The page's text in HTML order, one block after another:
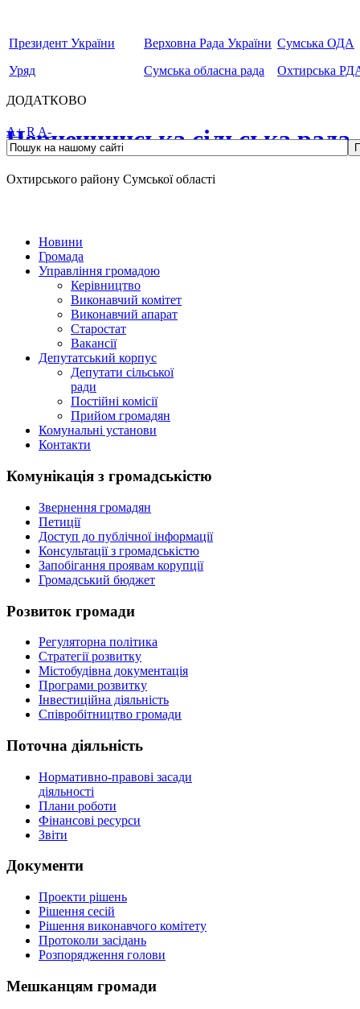
Президент України
Уряд
Верховна Рада України
Сумська обласна рада
Сумська ОДА
Охтирська
ДОДАТКОВО
Чернеччинська сільська рада
Охтирського району Сумської області
A+ RA-
Новини
Громада
Управління громадою
Керівництво
Виконавчий комітет
Виконавчий апарат
Старостат
Вакансії
Депутатський корпус
Депутати сільської
ради
Постійні комісії
Прийом громадян
Комунальні установи
Контакти
Комунікація з громадськістю
Звернення громадян
Петиції
Доступ до публічної інформації
Консультації з громадськістю
Запобігання проявам корупції
Громадський бюджет
Розвиток громади
Регуляторна політика
Стратегії розвитку
Містобудівна документація
Програми розвитку
Інвестиційна діяльність
Співробітництво громади
Поточна діяльність
Нормативно-правові засади
діяльності
Плани роботи
Фінансові ресурси
Звіти
Документи
Проекти рішень
Рішення сесій
Рішення виконавчого комітету
Протоколи засідань
Розпорядження голови
Мешканцям громади